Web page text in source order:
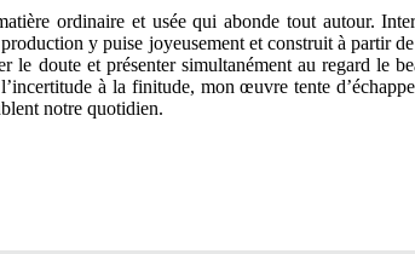
ordinaire et usée qui abonde tout autour.
y puise joyeusement et construit à partir
le doute et présenter simultanément au regard
à la finitude, mon œuvre tente
notre quotidien.